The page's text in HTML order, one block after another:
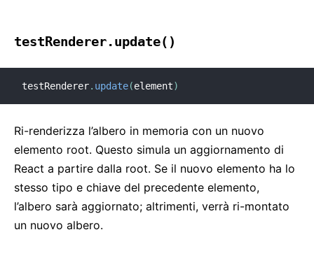
testRenderer.update()
testRenderer. update(element)
Ri-renderizza l’albero in memoria con un nuovo
elemento root. Questo simula un aggiornamento di
React a partire dalla root. Se il nuovo elemento ha lo
stesso tipo e chiave del precedente elemento,
l’albero sarà aggiornato; altrimenti, verrà ri-montato
un nuovo albero.